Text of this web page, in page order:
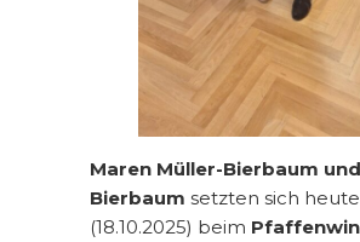
Maren Müller-Bierbaum
Bierbaum setzten sich heute
(18.10.2025) beim